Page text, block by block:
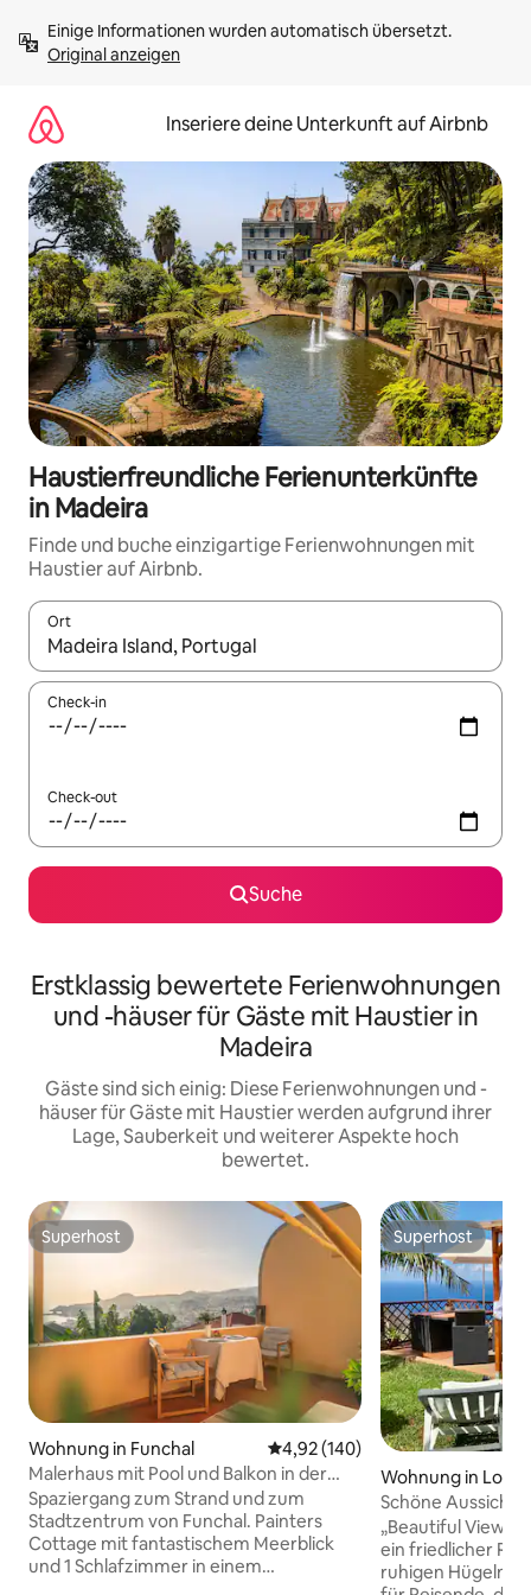
Inhalten
springenOriginal anzeigen
Inseriere deine Unterkunft auf Airbnb
Haustierfreundliche Ferienunterkünfte
in Madeira
Finde und buche einzigartige Ferienwohnungen mit
Haustier auf Airbnb.
Ort
Wenn Ergebnisse verfügbar sind, navigiere mit den
Check-in
Check-out
Suche
Erstklassig bewertete Ferienwohnungen
und -häuser für Gäste mit Haustier in
Madeira
Gäste sind sich einig: Diese Ferienwohnungen und -
häuser für Gäste mit Haustier werden aufgrund ihrer
Lage, Sauberkeit und weiterer Aspekte hoch
bewertet.
Superhost
Superhost
Wohnung in Funchal Durchschnittliche Bewertung:
4,92 (140)
Malerhaus mit Pool und Balkon in der
Altstadt von Funchal
Spaziergang zum Strand und zum
Stadtzentrum von Funchal. Painters
Cottage mit fantastischem Meerblick
und 1 Schlafzimmer in einem
Superhost
Superhost
Wohnung in
tor
Schöne Aussicht
„Beautiful Views
ein friedlicher
ruhigen Hügeln